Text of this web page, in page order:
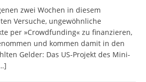
zwei Wochen in diesem
Versuche, ungewöhnliche
per »Crowdfunding« zu finanzieren,
und kommen damit in den
Gelder: Das US-Projekt des Mini-